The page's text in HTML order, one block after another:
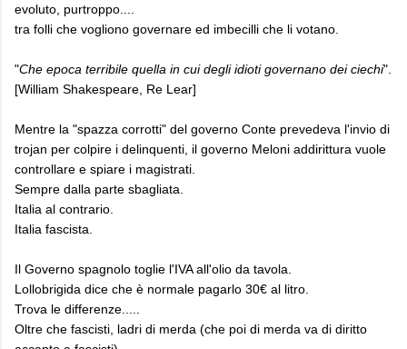
evoluto, purtroppo....
tra folli che vogliono governare ed imbecilli che li votano.
"Che epoca terribile quella in cui degli idioti governano dei ciechi".
[William Shakespeare, Re Lear]
Mentre la "spazza corrotti" del governo Conte prevedeva l'invio di
trojan per colpire i delinquenti, il governo Meloni addirittura vuole
controllare e spiare i magistrati.
Sempre dalla parte sbagliata.
Italia al contrario.
Italia fascista.
Il Governo spagnolo toglie l'IVA all'olio da tavola.
Lollobrigida dice che è normale pagarlo 30€ al litro.
Trova le differenze.....
Oltre che fascisti, ladri di merda (che poi di merda va di diritto